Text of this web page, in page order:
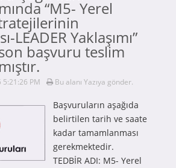
“M5- Yerel
LEADER Yaklaşımı”
başvuru teslim
PM Bu alanı Yazıya gönder.
Başvuruların aşağıda
belirtilen tarih ve saate
kadar tamamlanması
gerekmektedir.
TEDBİR ADI: M5- Yerel